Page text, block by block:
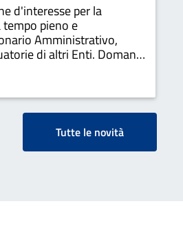
d'interesse per la
pieno e
Amministrativo,
di altri Enti. Domande
Tutte le novità